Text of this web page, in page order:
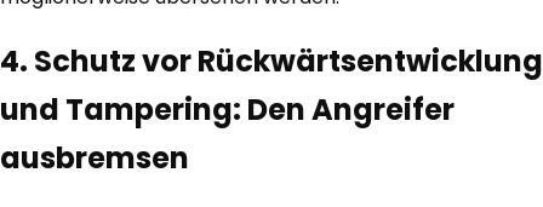
4. Schutz vor Rückwärtsentwicklung
und Tampering: Den Angreifer
ausbremsen